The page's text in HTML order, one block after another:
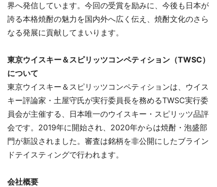
界へ発信しています。今回の受賞を励みに、今後も日本が
誇る本格焼酎の魅力を国内外へ広く伝え、焼酎文化のさら
なる発展に貢献してまいります。
東京ウイスキー＆スピリッツコンペティション（TWSC）
について
東京ウイスキー＆スピリッツコンペティションは、ウイス
キー評論家・土屋守氏が実行委員長を務めるTWSC実行委
員会が主催する、日本唯一のウイスキー・スピリッツ品評
会です。2019年に開始され、2020年からは焼酎・泡盛部
門が新設されました。審査は銘柄を非公開にしたブライン
ドテイスティングで行われます。
会社概要